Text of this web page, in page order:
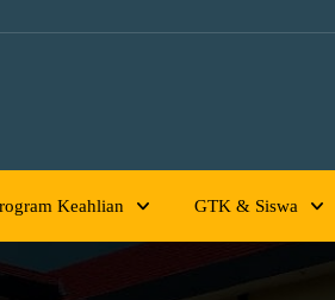
Keahlian GTK & Siswa